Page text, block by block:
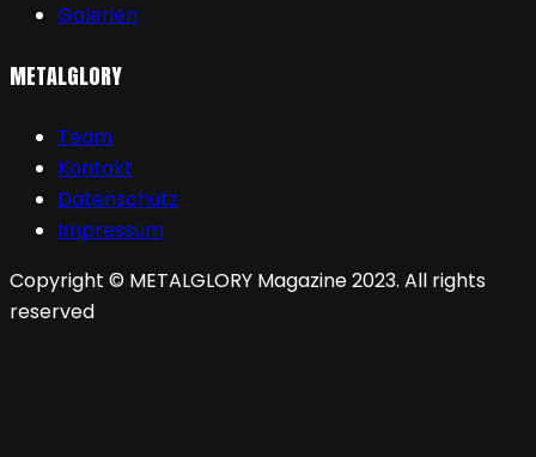
Galerien
METALGLORY
Team
Kontakt
Datenschutz
Impressum
Copyright © METALGLORY Magazine 2023. All rights
reserved